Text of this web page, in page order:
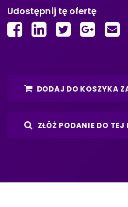
Udostępnij tę ofertę
DODAJ DO KOSZYKA
ZŁÓŻ PODANIE DO TEJ